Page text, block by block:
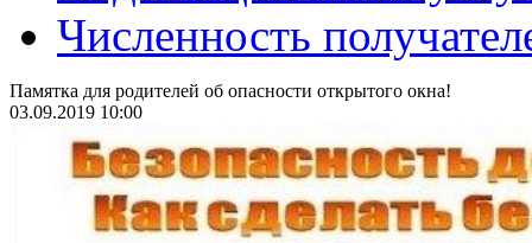
Численность
Памятка для родителей об опасности открытого окна!
03.09.2019 10:00